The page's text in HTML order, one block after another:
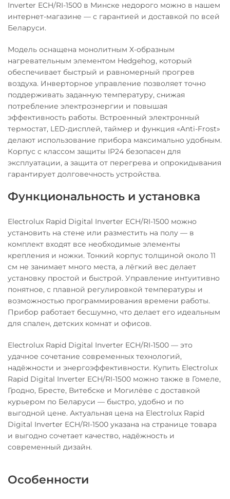
Inverter ECH/RI-1500 в Минске недорого можно в нашем
интернет-магазине — с гарантией и доставкой по всей
Беларуси.
Модель оснащена монолитным Х-образным
нагревательным элементом Hedgehog, который
обеспечивает быстрый и равномерный прогрев
воздуха. Инверторное управление позволяет точно
поддерживать заданную температуру, снижая
потребление электроэнергии и повышая
эффективность работы. Встроенный электронный
термостат, LED-дисплей, таймер и функция «Anti-Frost»
делают использование прибора максимально удобным.
Корпус с классом защиты IP24 безопасен для
эксплуатации, а защита от перегрева и опрокидывания
гарантирует долговечность устройства.
Функциональность и установка
Electrolux Rapid Digital Inverter ECH/RI-1500 можно
установить на стене или разместить на полу — в
комплект входят все необходимые элементы
крепления и ножки. Тонкий корпус толщиной около 11
см не занимает много места, а лёгкий вес делает
установку простой и быстрой. Управление интуитивно
понятное, с плавной регулировкой температуры и
возможностью программирования времени работы.
Прибор работает бесшумно, что делает его идеальным
для спален, детских комнат и офисов.
Electrolux Rapid Digital Inverter ECH/RI-1500 — это
удачное сочетание современных технологий,
надёжности и энергоэффективности. Купить Electrolux
Rapid Digital Inverter ECH/RI-1500 можно также в Гомеле,
Гродно, Бресте, Витебске и Могилёве с доставкой
курьером по Беларуси — быстро, удобно и по
выгодной цене. Актуальная цена на Electrolux Rapid
Digital Inverter ECH/RI-1500 указана на странице товара
и выгодно сочетает качество, надёжность и
современный дизайн.
Особенности